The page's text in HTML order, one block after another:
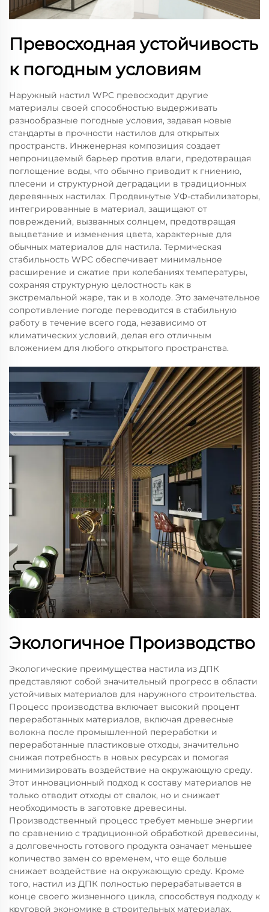
Превосходная устойчивость
к погодным условиям
Наружный настил WPC превосходит другие
материалы своей способностью выдерживать
разнообразные погодные условия, задавая новые
стандарты в прочности настилов для открытых
пространств. Инженерная композиция создает
непроницаемый барьер против влаги, предотвращая
поглощение воды, что обычно приводит к гниению,
плесени и структурной деградации в традиционных
деревянных настилах. Продвинутые УФ-стабилизаторы,
интегрированные в материал, защищают от
повреждений, вызванных солнцем, предотвращая
выцветание и изменения цвета, характерные для
обычных материалов для настила. Термическая
стабильность WPC обеспечивает минимальное
расширение и сжатие при колебаниях температуры,
сохраняя структурную целостность как в
экстремальной жаре, так и в холоде. Это замечательное
сопротивление погоде переводится в стабильную
работу в течение всего года, независимо от
климатических условий, делая его отличным
вложением для любого открытого пространства.
Экологичное Производство
Экологические преимущества настила из ДПК
представляют собой значительный прогресс в области
устойчивых материалов для наружного строительства.
Процесс производства включает высокий процент
переработанных материалов, включая древесные
волокна после промышленной переработки и
переработанные пластиковые отходы, значительно
снижая потребность в новых ресурсах и помогая
минимизировать воздействие на окружающую среду.
Этот инновационный подход к составу материалов не
только отводит отходы от свалок, но и снижает
необходимость в заготовке древесины.
Производственный процесс требует меньше энергии
по сравнению с традиционной обработкой древесины,
а долговечность готового продукта означает меньшее
количество замен со временем, что еще больше
снижает воздействие на окружающую среду. Кроме
того, настил из ДПК полностью перерабатывается в
конце своего жизненного цикла, способствуя подходу к
круговой экономике в строительных материалах.